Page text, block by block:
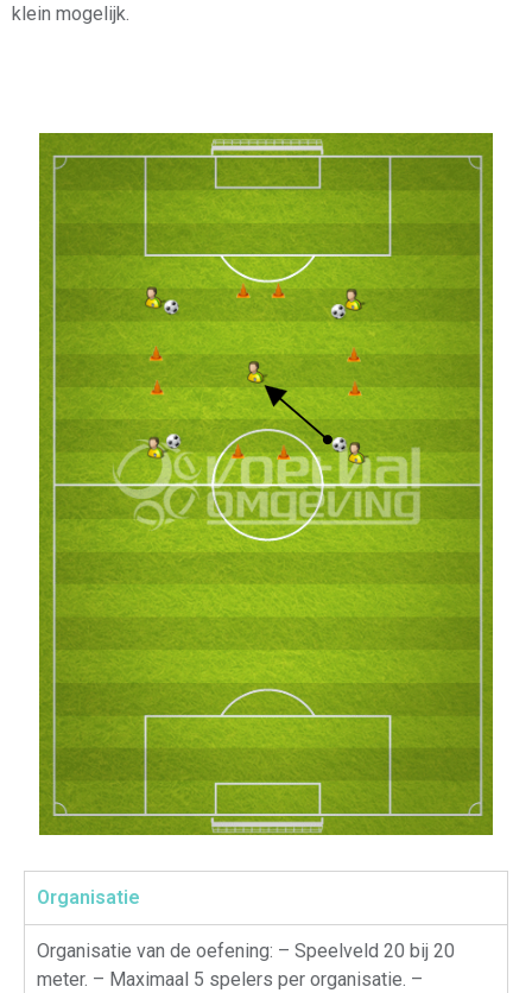
klein mogelijk.
Organisatie
Organisatie van de oefening: – Speelveld 20 bij 20
meter. – Maximaal 5 spelers per organisatie. –